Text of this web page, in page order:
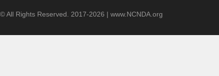
© All Rights Reserved. 2017-2026 | www.NCNDA.org